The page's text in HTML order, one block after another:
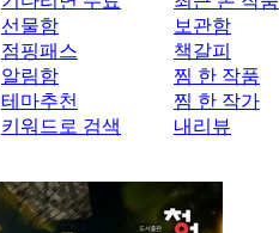
선물함
점핑패스
알림함
테마추천
키워드로 검색
보관함
책갈피
찜 한 작품
찜 한 작가
내리뷰